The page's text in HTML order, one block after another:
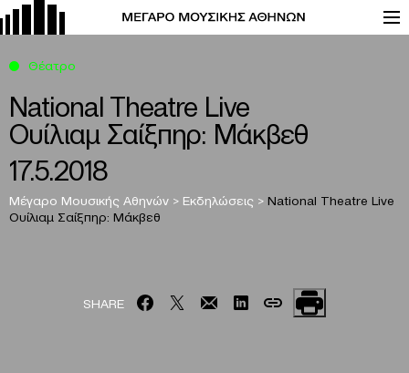
National Theatre Live
Ουίλιαμ Σαίξπηρ: Μάκβεθ
17.5.2018
Μέγαρο Μουσικής Αθηνών > Εκδηλώσεις > National Theatre Live
Ουίλιαμ Σαίξπηρ: Μάκβεθ
Θέατρο
SHARE